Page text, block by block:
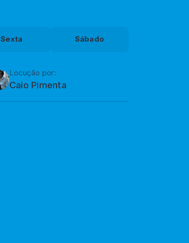
Sexta Sábado
Locução por:
Caio Pimenta